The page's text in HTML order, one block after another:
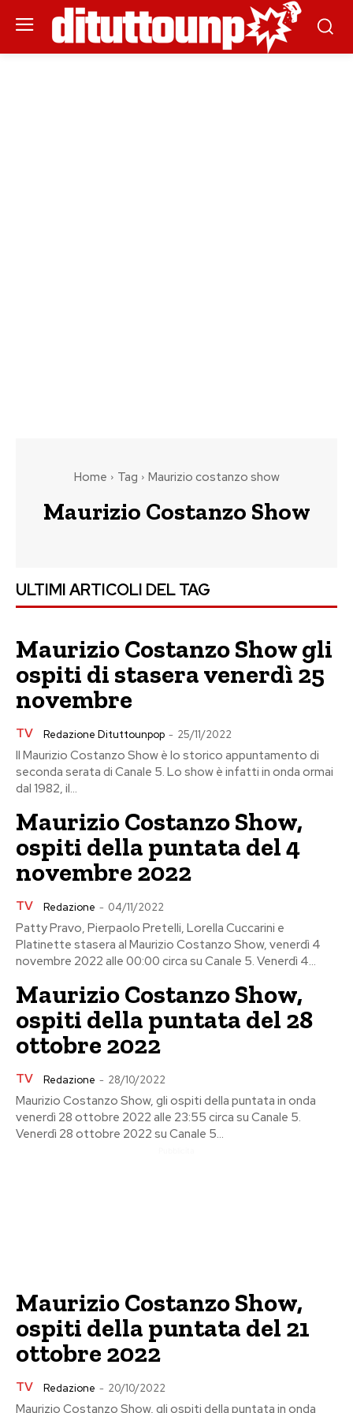
Home Tag Maurizio costanzo show
Maurizio Costanzo Show
ULTIMI ARTICOLI DEL TAG
Maurizio Costanzo Show gli
ospiti di stasera venerdì 25
novembre
TV Redazione Dituttounpop - 25/11/2022
Il Maurizio Costanzo Show è lo storico appuntamento di
seconda serata di Canale 5. Lo show è infatti in onda ormai
dal 1982, il...
Maurizio Costanzo Show,
ospiti della puntata del 4
novembre 2022
TV Redazione - 04/11/2022
Patty Pravo, Pierpaolo Pretelli, Lorella Cuccarini e
Platinette stasera al Maurizio Costanzo Show, venerdì 4
novembre 2022 alle 00:00 circa su Canale 5. Venerdì 4...
Maurizio Costanzo Show,
ospiti della puntata del 28
ottobre 2022
TV Redazione - 28/10/2022
Maurizio Costanzo Show, gli ospiti della puntata in onda
venerdì 28 ottobre 2022 alle 23:55 circa su Canale 5.
Venerdì 28 ottobre 2022 su Canale 5...
Maurizio Costanzo Show,
ospiti della puntata del 21
ottobre 2022
TV Redazione - 20/10/2022
Maurizio Costanzo Show, gli ospiti della puntata in onda